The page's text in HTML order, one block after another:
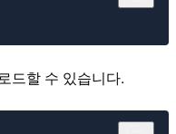
드할 수 있습니다.